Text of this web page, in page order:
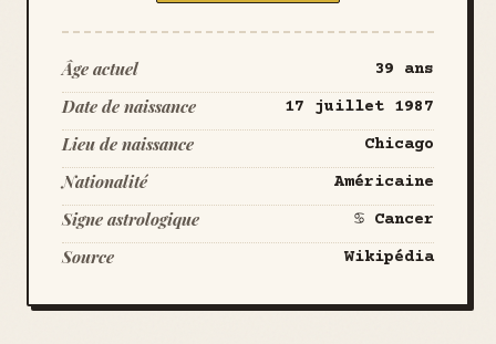
Âge actuel 39 ans
Date de naissance 17 juillet 1987
Lieu de naissance Chicago
Nationalité Américaine
Signe astrologique ♋ Cancer
Source Wikipédia